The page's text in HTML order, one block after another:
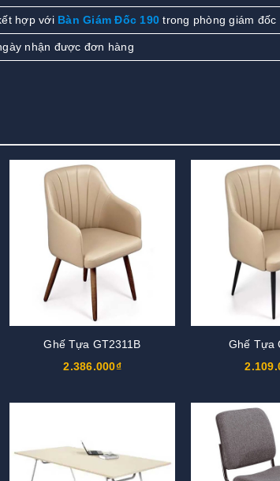
hợp với Bàn Giám Đốc 190 trong phòng giám đốc
nhận được đơn hàng
Ghế Tựa GT2311B
2.386.000₫
Ghế Tựa